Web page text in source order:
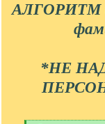
АЛГОРИТМ
*НЕ